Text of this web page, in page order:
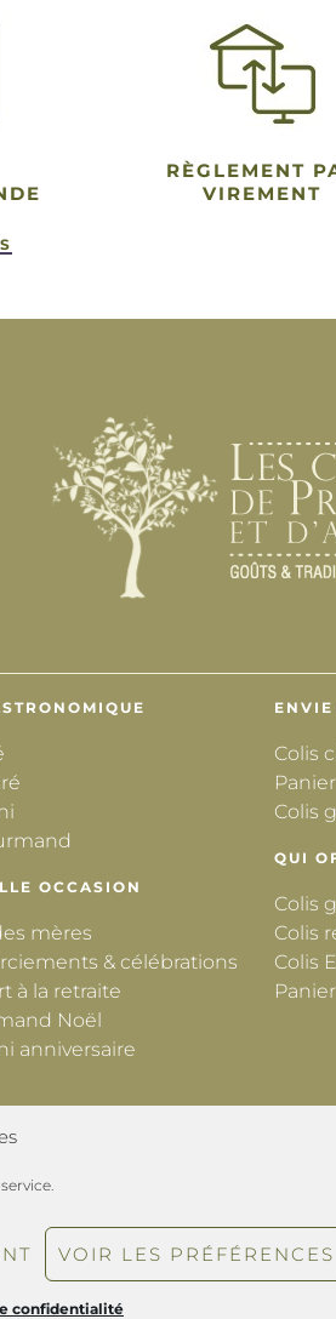
VOIR LES PRÉFÉRENCES
confidentialité
RÈGLEMENT
VIREMENT
OCCASION
mères
& célébrations
à la retraite
Noël
anniversaire
Colis
Colis
QUI
Colis
Colis
Colis